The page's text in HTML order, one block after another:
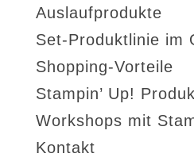
Auslaufprodukte
Set-Produktlinie im
Shopping-Vorteile
Stampin’ Up!
Workshops mit
Kontakt